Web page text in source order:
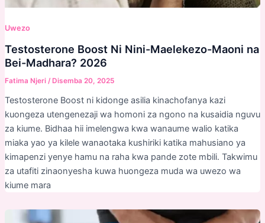
Uwezo
Testosterone Boost Ni Nini-Maelekezo-Maoni na
Bei-Madhara? 2026
Fatima Njeri / Disemba 20, 2025
Testosterone Boost ni kidonge asilia kinachofanya kazi
kuongeza utengenezaji wa homoni za ngono na kusaidia nguvu
za kiume. Bidhaa hii imelengwa kwa wanaume walio katika
miaka yao ya kilele wanaotaka kushiriki katika mahusiano ya
kimapenzi yenye hamu na raha kwa pande zote mbili. Takwimu
za utafiti zinaonyesha kuwa huongeza muda wa uwezo wa
kiume mara